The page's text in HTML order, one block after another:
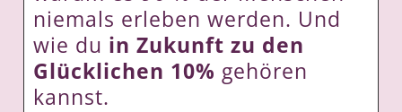
niemals erleben werden. Und
wie du in Zukunft zu den
Glücklichen 10% gehören
kannst.